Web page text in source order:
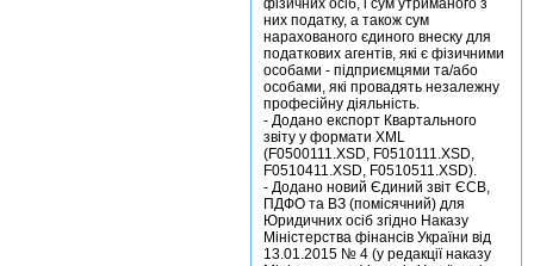
них податку, а також сум
нарахованого єдиного внеску для
податкових агентів, які є фізичними
особами - підприємцями та/або
особами, які провадять незалежну
професійну діяльність.
- Додано експорт Квартального
звіту у формати XML
(F0500111.XSD, F0510111.XSD,
F0510411.XSD, F0510511.XSD).
- Додано новий Єдиний звіт ЄСВ,
ПДФО та ВЗ (помісячний) для
Юридичних осіб згідно Наказу
Міністерства фінансів України від
13.01.2015 № 4 (у редакції наказу